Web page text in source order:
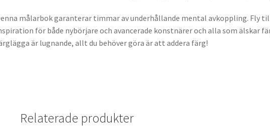
målarbok garanterar timmar av underhållande mental avkoppling. Fly
för både nybörjare och avancerade konstnärer och alla som älskar
är lugnande, allt du behöver göra är att addera färg!
Relaterade produkter